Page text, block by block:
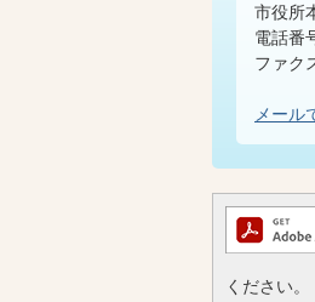
市役所
電話番
ファク
メール
ください。